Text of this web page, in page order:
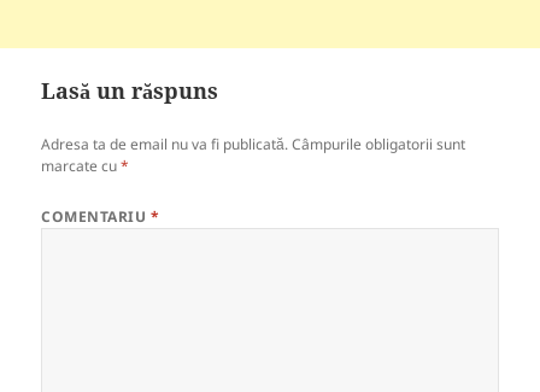
Lasă un răspuns
Adresa ta de email nu va fi publicată. Câmpurile obligatorii sunt
marcate cu*
COMENTARIU *